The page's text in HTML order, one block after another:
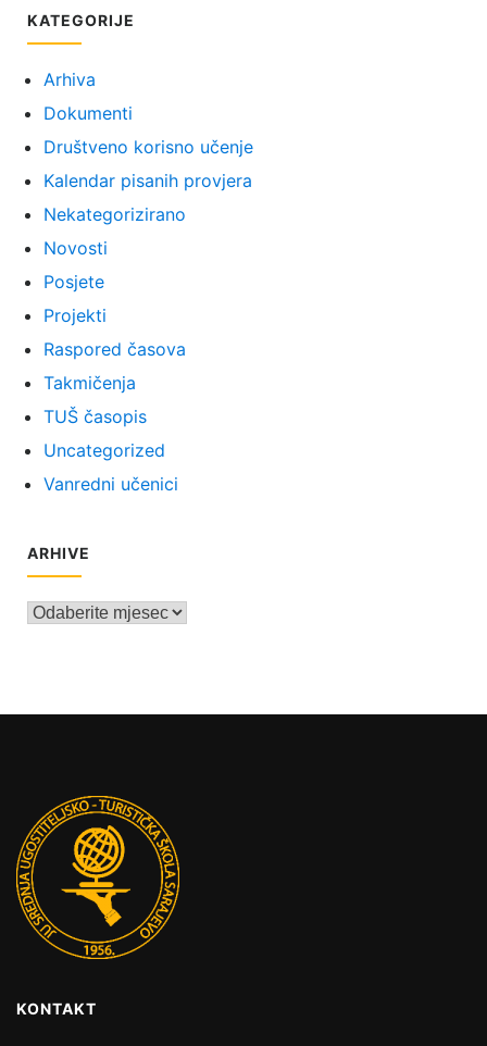
KATEGORIJE
Arhiva
Dokumenti
Društveno korisno učenje
Kalendar pisanih provjera
Nekategorizirano
Novosti
Posjete
Projekti
Raspored časova
Takmičenja
TUŠ časopis
Uncategorized
Vanredni učenici
ARHIVE
Arhive
KONTAKT